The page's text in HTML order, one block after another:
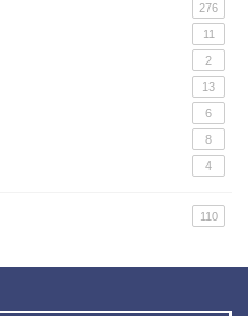
276
11
2
13
6
8
4
110